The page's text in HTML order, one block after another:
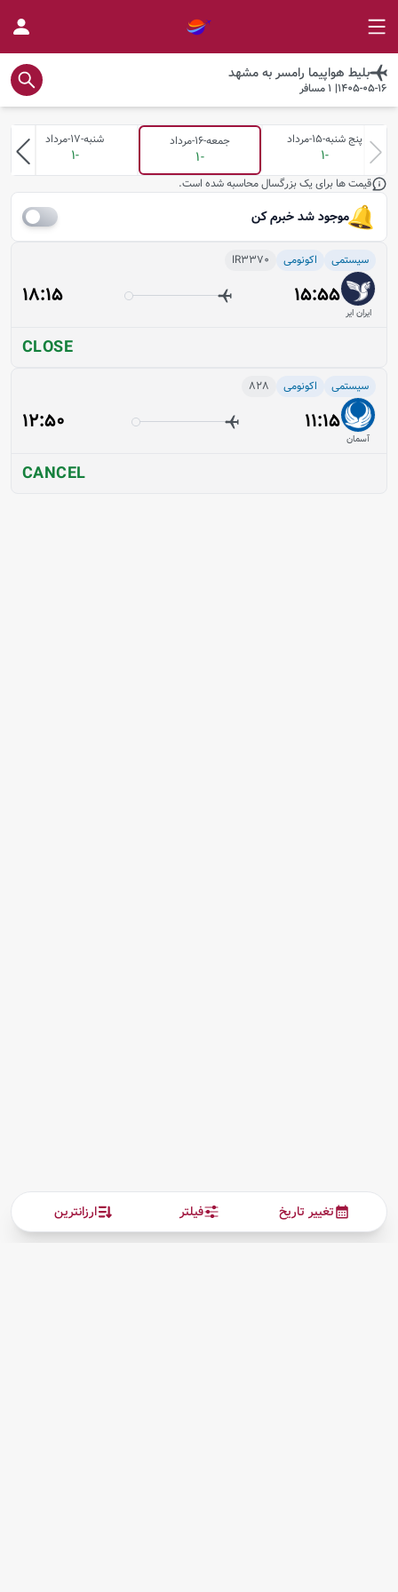
بلیط هواپیما رامسربهمشهد
1405-05-16
|
1مسافر
پنج شنبه-15-مرداد
-1
جمعه-16-مرداد
-1
شنبه-17-مرداد
-1
قیمت ها برای یک بزرگسال محاسبه شده است.
موجود شد خبرم کن
سیستمی اکونومی 828
آسمان
11:15
12:50
CANCEL
سیستمی اکونومی IR3370
ایران ایر
15:55
18:15
CLOSE
ارزانترین فیلتر تغییر تاریخ